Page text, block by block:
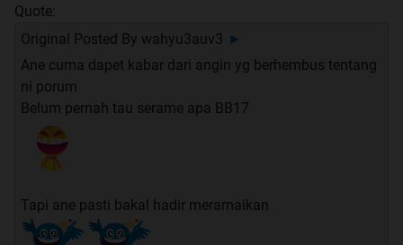
Quote:
Original Posted By wahyu3auv3 ►
Ane cuma dapet kabar dari angin yg berhembus tentang
ni porum
Belum pernah tau serame apa BB17
Tapi ane pasti bakal hadir meramaikan